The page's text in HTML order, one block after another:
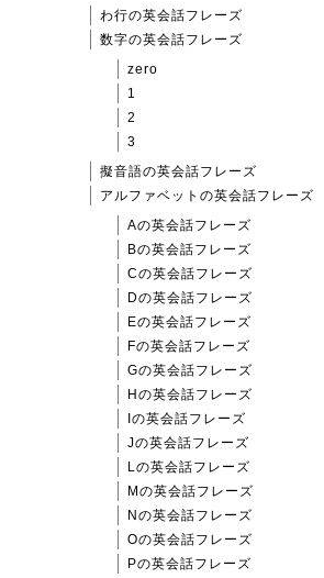
わ行の英会話フレーズ
数字の英会話フレーズ
zero
1
2
3
擬音語の英会話フレーズ
アルファベットの英会話フレーズ
Aの英会話フレーズ
Bの英会話フレーズ
Cの英会話フレーズ
Dの英会話フレーズ
Eの英会話フレーズ
Fの英会話フレーズ
Gの英会話フレーズ
Hの英会話フレーズ
Iの英会話フレーズ
Jの英会話フレーズ
Lの英会話フレーズ
Mの英会話フレーズ
Nの英会話フレーズ
Oの英会話フレーズ
Pの英会話フレーズ